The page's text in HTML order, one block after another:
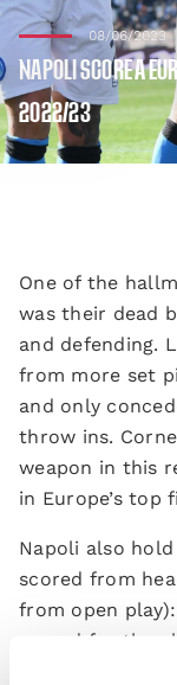
08/06/2023
NAPOLI SCORE A
2022/23
One of the
was their dead
and defending.
from more set
and only
throw ins.
weapon in this
in Europe’s top
Napoli also
scored from
from open play):
record for the
their return to